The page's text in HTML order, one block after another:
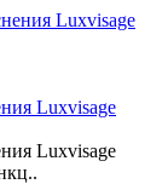
Luxvisage
Luxvisage